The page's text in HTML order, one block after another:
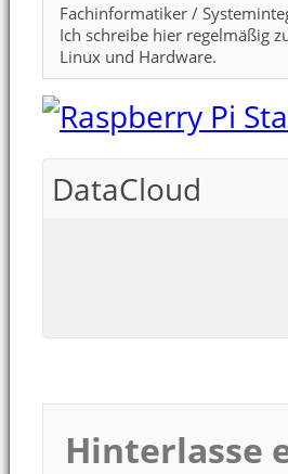
Fachinformatiker /
Ich schreibe hier regelmäßig
Linux und Hardware.
DataCloud
Hinterlasse